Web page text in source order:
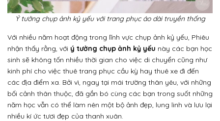
Ý tưởng chụp ảnh kỷ yếu với trang phục áo dài truyền thống
Với nhiều năm hoạt động trong lĩnh vực chụp ảnh kỷ yếu, Phiêu
nhận thấy rằng, với ý tưởng chụp ảnh kỷ yếu này các bạn học
sinh sẽ không tốn nhiều thời gian cho việc di chuyển cũng như
kinh phí cho việc thuê trang phục cầu kỳ hay thuê xe đi đến
các địa điểm xa. Bởi vì, ngay tại mái trường thân yêu, với những
bối cảnh thân thuộc, đã gắn bó cùng các bạn trong suốt những
năm học vẫn có thể làm nên một bộ ảnh đẹp, lung linh và lưu lại
nhiều kí ức tươi đẹp của thanh xuân.